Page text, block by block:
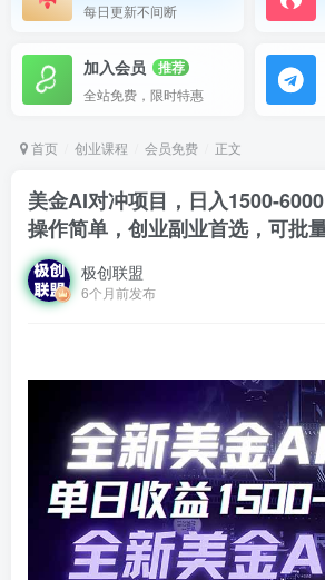
每日更新不间断
加入会员
推荐
全站免费，限时特惠
首页 创业课程 会员免费 正文
美金AI对冲项目，日入1500-
操作简单，创业副业首选，可批
极创联盟
6个月前发布